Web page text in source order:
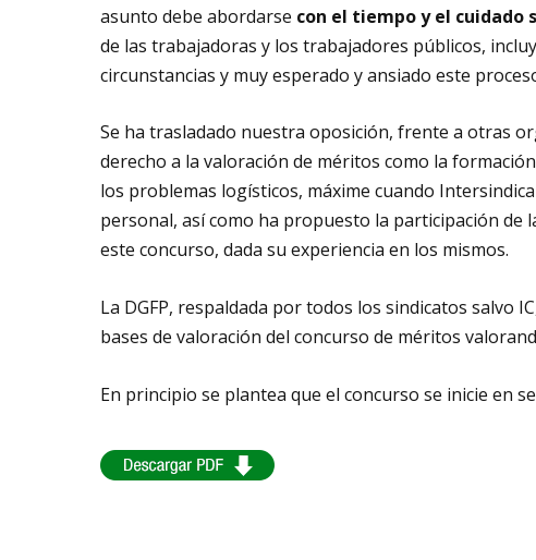
asunto debe abordarse con el tiempo y el cuidado
de las trabajadoras y los trabajadores públicos,
circunstancias y muy esperado y ansiado este
Se ha trasladado nuestra oposición, frente a otras
derecho a la valoración de méritos como la
los problemas logísticos, máxime cuando
personal, así como ha propuesto la participación de
este concurso, dada su experiencia en los mismos.
La DGFP, respaldada por todos los sindicatos salvo
bases de valoración del concurso de méritos
En principio se plantea que el concurso se inicie en